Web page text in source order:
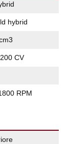
hybrid
CV
RPM